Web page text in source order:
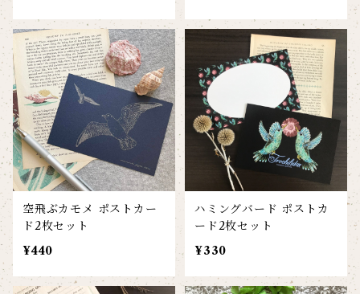
空飛ぶカモメ ポストカー
ド2枚セット
¥440
ハミングバード ポストカ
ード2枚セット
¥330